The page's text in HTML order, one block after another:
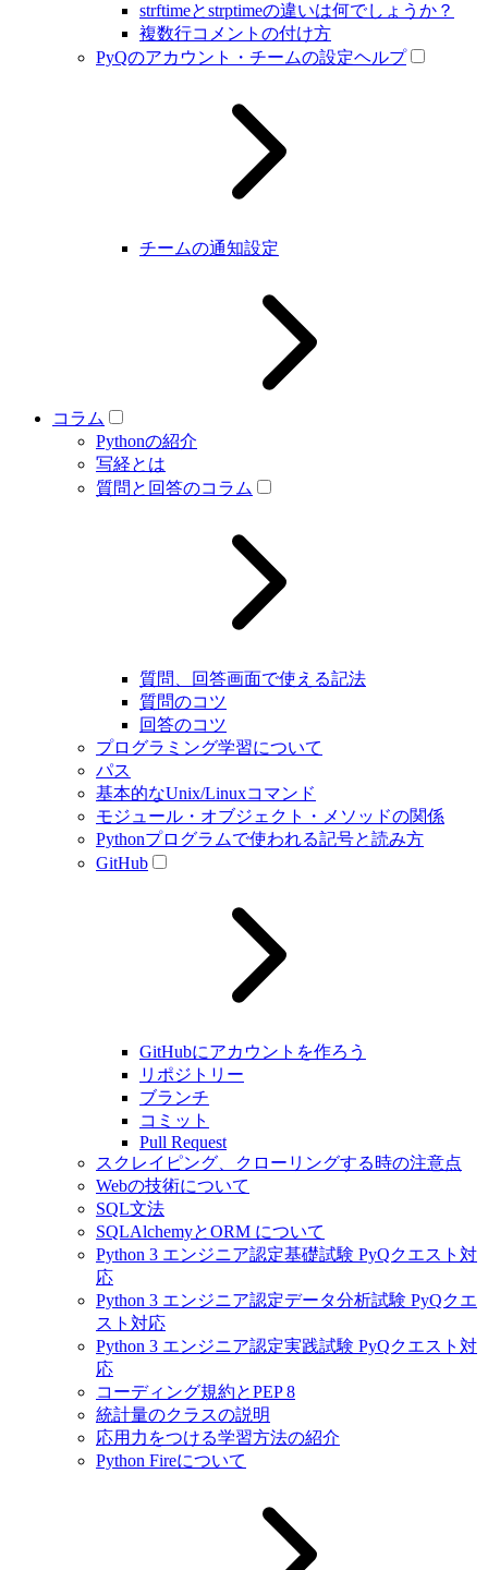
strftimeとstrptimeの違いは何でしょうか？
複数行コメントの付け方
PyQのアカウント・チームの設定ヘルプ
チームの通知設定
コラム
Pythonの紹介
写経とは
質問と回答のコラム
質問、回答画面で使える記法
質問のコツ
回答のコツ
プログラミング学習について
パス
基本的なUnix/Linuxコマンド
モジュール・オブジェクト・メソッドの関係
Pythonプログラムで使われる記号と読み方
GitHub
GitHubにアカウントを作ろう
リポジトリー
ブランチ
コミット
Pull Request
スクレイピング、クローリングする時の注意点
Webの技術について
SQL文法
SQLAlchemyとORM について
Python 3 エンジニア認定基礎試験 PyQクエスト対
応
Python 3 エンジニア認定データ分析試験 PyQクエ
スト対応
Python 3 エンジニア認定実践試験 PyQクエスト対
応
コーディング規約とPEP 8
統計量のクラスの説明
応用力をつける学習方法の紹介
Python Fireについて